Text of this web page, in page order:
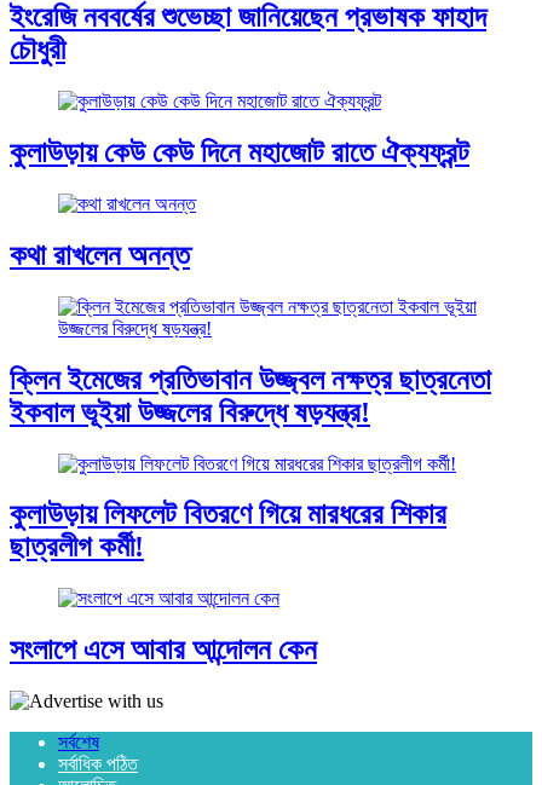
ইংরেজি নববর্ষের শুভেচ্ছা জানিয়েছেন প্রভাষক ফাহাদ
চৌধুরী
কুলাউড়ায় কেউ কেউ দিনে মহাজোট রাতে ঐক্যফ্রন্ট
কথা রাখলেন অনন্ত
ক্লিন ইমেজের প্রতিভাবান উজ্জ্বল নক্ষত্র ছাত্রনেতা
ইকবাল ভূইয়া উজ্জলের বিরুদ্ধে ষড়যন্ত্র!
কুলাউড়ায় লিফলেট বিতরণে গিয়ে মারধরের শিকার
ছাত্রলীগ কর্মী!
সংলাপে এসে আবার আন্দোলন কেন
সর্বশেষ
সর্বাধিক পঠিত